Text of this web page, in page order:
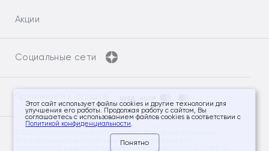
Акции
Социальные сети
© 2026 Группа компаний Evolutis Clinic. Все права защищены.
Вся информация, включая цены, предоставлена для
ознакомления и не является публичной офертой (ст.435 ГК РФ, ст.
Этот сайт использует файлы cookies и другие технологии для
улучшения его работы. Продолжая работу с сайтом, Вы
соглашаетесь с использованием файлов cookies в соответствии с
Политикой конфиденциальности.
Понятно